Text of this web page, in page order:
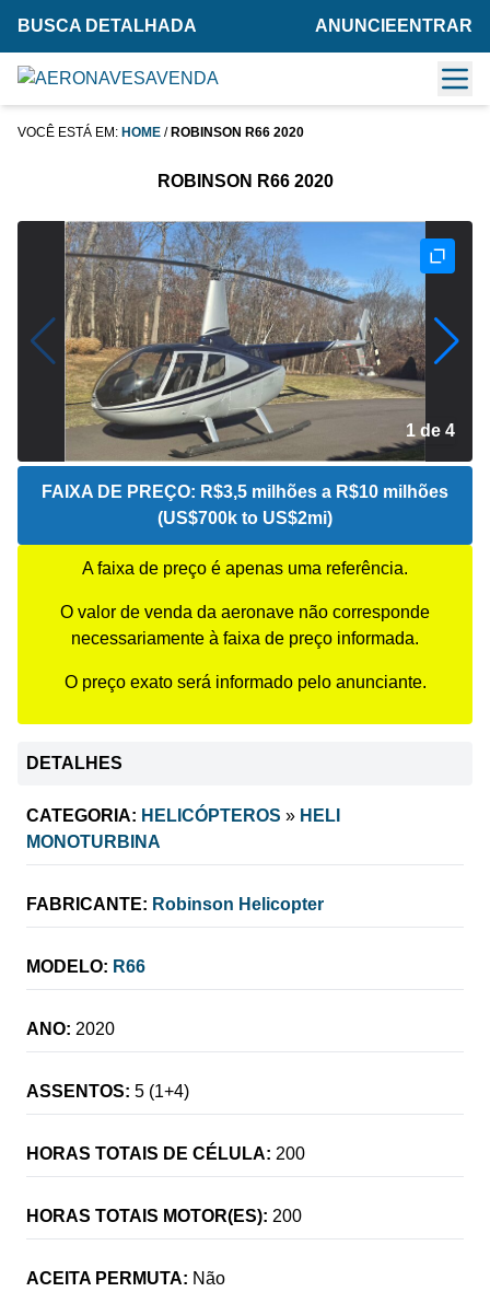
BUSCA DETALHADA ANUNCIE ENTRAR
VOCÊ ESTÁ EM: HOME / ROBINSON R66 2020
ROBINSON R66 2020
2 de 4
FAIXA DE PREÇO: R$3,5 milhões a R$10 milhões
(US$700k to US$2mi)
A faixa de preço é apenas uma referência.
O valor de venda da aeronave não corresponde
necessariamente à faixa de preço informada.
O preço exato será informado pelo anunciante.
DETALHES
CATEGORIA: HELICÓPTEROS » HELI
MONOTURBINA
FABRICANTE: Robinson Helicopter
MODELO: R66
ANO: 2020
ASSENTOS: 5 (1+4)
HORAS TOTAIS DE CÉLULA: 200
HORAS TOTAIS MOTOR(ES): 200
ACEITA PERMUTA: Não